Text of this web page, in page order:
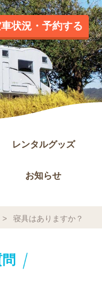
状況・予約する
レンタルグッズ
お知らせ
寝具はありますか？